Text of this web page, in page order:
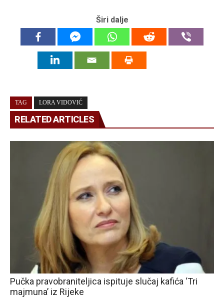
Širi dalje
TAG LORA VIDOVIĆ
RELATED ARTICLES
Pučka pravobraniteljica ispituje slučaj kafića ‘Tri
majmuna’ iz Rijeke